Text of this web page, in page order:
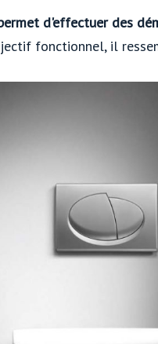
d'effectuer des
fonctionnel, il